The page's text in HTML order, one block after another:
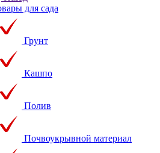
для сада
Грунт
Кашпо
Полив
Почвоукрывной материал